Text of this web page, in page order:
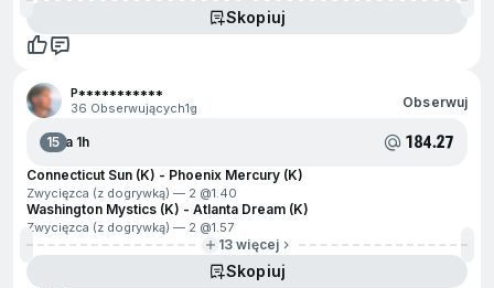
Skopiuj
P***********
36 Obserwujących1g Obserwuj
15Za 1h 184.27
Connecticut Sun (K) - Phoenix Mercury (K)
Zwycięzca (z dogrywką) — 2 @1.40
Washington Mystics (K) - Atlanta Dream (K)
Zwycięzca (z dogrywką) — 2 @1.57
13 więcej
Skopiuj